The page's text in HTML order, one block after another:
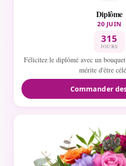
Diplôme
20 JUIN
315
JOURS
Félicitez le diplômé avec un
mérite d'être
Commander